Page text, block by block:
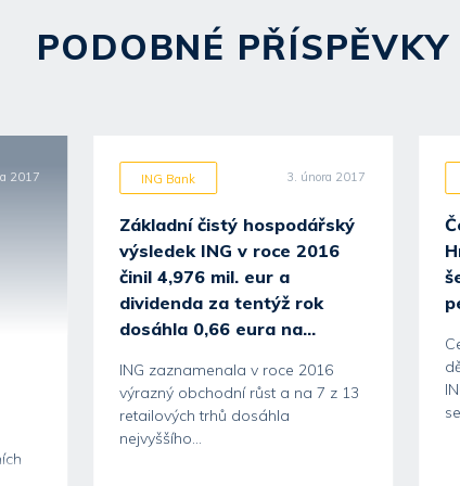
PODOBNÉ PŘÍSPĚVKY
2017 ING Bank 3. února 2017
Základní čistý hospodářský
výsledek ING v roce 2016
činil 4,976 mil. eur a
dividenda za tentýž rok
dosáhla 0,66 eura na...
ING zaznamenala v roce 2016
výrazný obchodní růst a na 7 z 13
retailových trhů dosáhla
nejvyššího...